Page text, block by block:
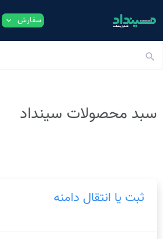
سفارش expand_more
search
سبد محصولات سینداد
ثبت یا انتقال دامنه